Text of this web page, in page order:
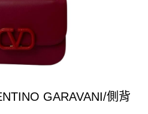
GARAVANI/側背